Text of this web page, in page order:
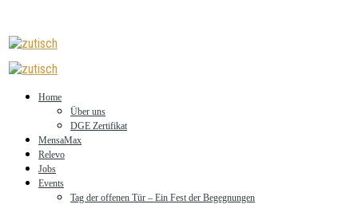
Home
Über uns
DGE Zertifikat
MensaMax
Relevo
Jobs
Events
Tag der offenen Tür – Ein Fest der Begegnungen